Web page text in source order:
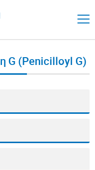
G (Penicilloyl G)